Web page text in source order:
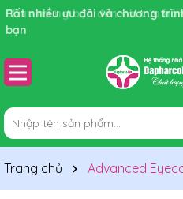
Rất nhiều ưu đãi và chương
bạn
Trang chủ Advanced